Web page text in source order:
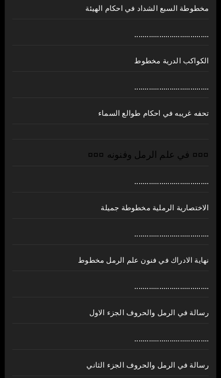
مخطوطة السبع الشداد في احكام الهيئة
....................................
الكواكب الدرية مخطوط
....................................
تحفه غريبه في احكام طوالع السماء
¤¤¤ في علم الرمل وفنونه ¤¤¤
....................................
الاختصارية الرملية مخطوطة جميلة
....................................
نهاية الادراك في فنون علم الرمل مخطوط
....................................
رسالة في الرمل والحروف الجزء الاول
....................................
رسالة في الرمل والحروف الجزء الثاني